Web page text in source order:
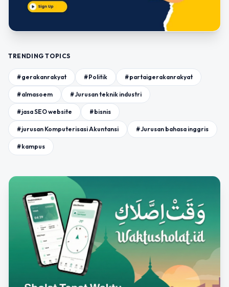
TRENDING TOPICS
#gerakanrakyat #Politik #partaigerakanrakyat
#almasoem #Jurusan teknik industri
#jasa SEO website #bisnis
#jurusan Komputerisasi Akuntansi #Jurusan bahasa inggris
#kampus